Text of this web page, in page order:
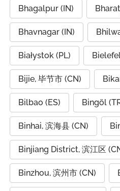
Bhagalpur (IN)
Bhavnagar (IN)
Białystok (PL)
Bijie, 毕节市 (CN)
Bilbao (ES) Bingöl
Binhai, 滨海县 (CN)
Binjiang District, 滨江区
Binzhou, 滨州市 (CN)